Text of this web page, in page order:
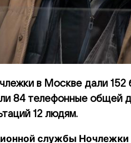
в Москве дали
84 телефонные общей
12 людям.
службы